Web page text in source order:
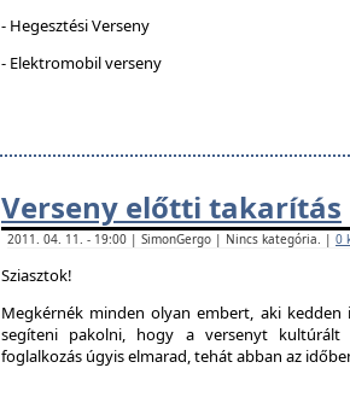
- Hegesztési Verseny
- Elektromobil verseny
Verseny előtti takarítás
2011. 04. 11. - 19:00 | SimonGergo | Nincs kategória. | 0
Sziasztok!
Megkérnék minden olyan embert, aki kedden
segíteni pakolni, hogy a versenyt kultúrált
foglalkozás úgyis elmarad, tehát abban az